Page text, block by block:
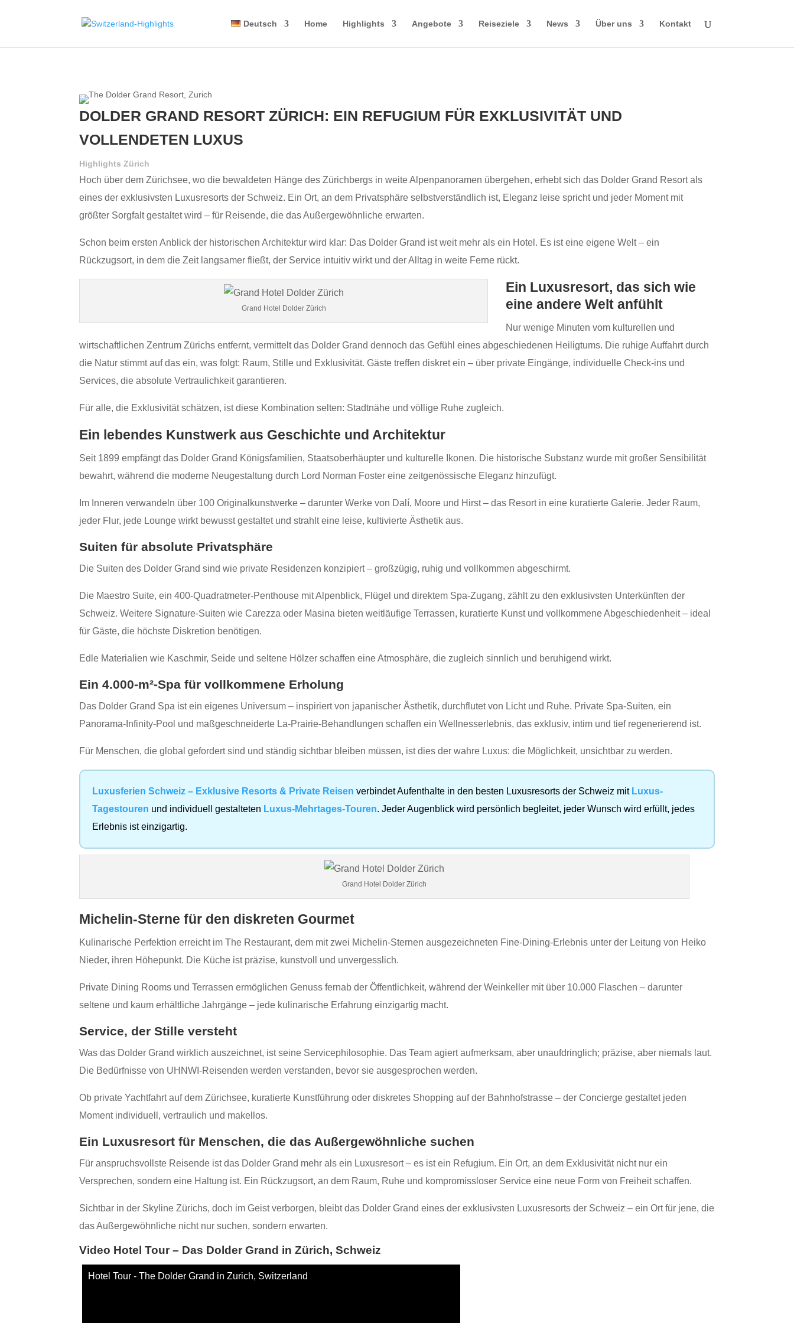
Deutsch Home Highlights Angebote Reiseziele News Über uns Kontakt
DOLDER GRAND RESORT ZÜRICH: EIN REFUGIUM FÜR EXKLUSIVITÄT UND
VOLLENDETEN LUXUS
Highlights Zürich
Hoch über dem Zürichsee, wo die bewaldeten Hänge des Zürichbergs in weite Alpenpanoramen übergehen, erhebt sich das Dolder Grand Resort als
eines der exklusivsten Luxusresorts der Schweiz. Ein Ort, an dem Privatsphäre selbstverständlich ist, Eleganz leise spricht und jeder Moment mit
größter Sorgfalt gestaltet wird – für Reisende, die das Außergewöhnliche erwarten.
Schon beim ersten Anblick der historischen Architektur wird klar: Das Dolder Grand ist weit mehr als ein Hotel. Es ist eine eigene Welt – ein
Rückzugsort, in dem die Zeit langsamer fließt, der Service intuitiv wirkt und der Alltag in weite Ferne rückt.
Grand Hotel Dolder Zürich
Ein Luxusresort, das sich wie
eine andere Welt anfühlt
Nur wenige Minuten vom kulturellen und
wirtschaftlichen Zentrum Zürichs entfernt, vermittelt das Dolder Grand dennoch das Gefühl eines abgeschiedenen Heiligtums. Die ruhige Auffahrt durch
die Natur stimmt auf das ein, was folgt: Raum, Stille und Exklusivität. Gäste treffen diskret ein – über private Eingänge, individuelle Check‑ins und
Services, die absolute Vertraulichkeit garantieren.
Für alle, die Exklusivität schätzen, ist diese Kombination selten: Stadtnähe und völlige Ruhe zugleich.
Ein lebendes Kunstwerk aus Geschichte und Architektur
Seit 1899 empfängt das Dolder Grand Königsfamilien, Staatsoberhäupter und kulturelle Ikonen. Die historische Substanz wurde mit großer Sensibilität
bewahrt, während die moderne Neugestaltung durch Lord Norman Foster eine zeitgenössische Eleganz hinzufügt.
Im Inneren verwandeln über 100 Originalkunstwerke – darunter Werke von Dalí, Moore und Hirst – das Resort in eine kuratierte Galerie. Jeder Raum,
jeder Flur, jede Lounge wirkt bewusst gestaltet und strahlt eine leise, kultivierte Ästhetik aus.
Suiten für absolute Privatsphäre
Die Suiten des Dolder Grand sind wie private Residenzen konzipiert – großzügig, ruhig und vollkommen abgeschirmt.
Die Maestro Suite, ein 400‑Quadratmeter‑Penthouse mit Alpenblick, Flügel und direktem Spa‑Zugang, zählt zu den exklusivsten Unterkünften der
Schweiz. Weitere Signature‑Suiten wie Carezza oder Masina bieten weitläufige Terrassen, kuratierte Kunst und vollkommene Abgeschiedenheit – ideal
für Gäste, die höchste Diskretion benötigen.
Edle Materialien wie Kaschmir, Seide und seltene Hölzer schaffen eine Atmosphäre, die zugleich sinnlich und beruhigend wirkt.
Ein 4.000‑m²‑Spa für vollkommene Erholung
Das Dolder Grand Spa ist ein eigenes Universum – inspiriert von japanischer Ästhetik, durchflutet von Licht und Ruhe. Private Spa‑Suiten, ein
Panorama‑Infinity‑Pool und maßgeschneiderte La‑Prairie‑Behandlungen schaffen ein Wellnesserlebnis, das exklusiv, intim und tief regenerierend ist.
Für Menschen, die global gefordert sind und ständig sichtbar bleiben müssen, ist dies der wahre Luxus: die Möglichkeit, unsichtbar zu werden.
Luxusferien Schweiz – Exklusive Resorts & Private Reisen verbindet Aufenthalte in den besten Luxusresorts der Schweiz mit Luxus-
Tagestouren und individuell gestalteten Luxus-Mehrtages-Touren. Jeder Augenblick wird persönlich begleitet, jeder Wunsch wird erfüllt, jedes
Erlebnis ist einzigartig.
Grand Hotel Dolder Zürich
Michelin‑Sterne für den diskreten Gourmet
Kulinarische Perfektion erreicht im The Restaurant, dem mit zwei Michelin‑Sternen ausgezeichneten Fine‑Dining‑Erlebnis unter der Leitung von Heiko
Nieder, ihren Höhepunkt. Die Küche ist präzise, kunstvoll und unvergesslich.
Private Dining Rooms und Terrassen ermöglichen Genuss fernab der Öffentlichkeit, während der Weinkeller mit über 10.000 Flaschen – darunter
seltene und kaum erhältliche Jahrgänge – jede kulinarische Erfahrung einzigartig macht.
Service, der Stille versteht
Was das Dolder Grand wirklich auszeichnet, ist seine Servicephilosophie. Das Team agiert aufmerksam, aber unaufdringlich; präzise, aber niemals laut.
Die Bedürfnisse von UHNWI‑Reisenden werden verstanden, bevor sie ausgesprochen werden.
Ob private Yachtfahrt auf dem Zürichsee, kuratierte Kunstführung oder diskretes Shopping auf der Bahnhofstrasse – der Concierge gestaltet jeden
Moment individuell, vertraulich und makellos.
Ein Luxusresort für Menschen, die das Außergewöhnliche suchen
Für anspruchsvollste Reisende ist das Dolder Grand mehr als ein Luxusresort – es ist ein Refugium. Ein Ort, an dem Exklusivität nicht nur ein
Versprechen, sondern eine Haltung ist. Ein Rückzugsort, an dem Raum, Ruhe und kompromissloser Service eine neue Form von Freiheit schaffen.
Sichtbar in der Skyline Zürichs, doch im Geist verborgen, bleibt das Dolder Grand eines der exklusivsten Luxusresorts der Schweiz – ein Ort für jene, die
das Außergewöhnliche nicht nur suchen, sondern erwarten.
Video Hotel Tour – Das Dolder Grand in Zürich, Schweiz
Hotel Tour - The Dolder Grand in Zurich, Switzerland